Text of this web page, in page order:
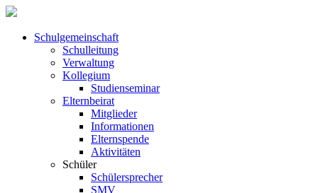
Schul­ge­meinschaft
Schul­leitung
Verwaltung
Kollegium
Studienseminar
Elternbeirat
Mitglieder
Informationen
Elternspende
Aktivitäten
Schüler
Schülersprecher
SMV